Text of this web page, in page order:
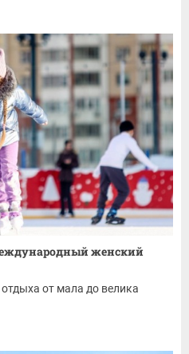
женский
от мала до велика